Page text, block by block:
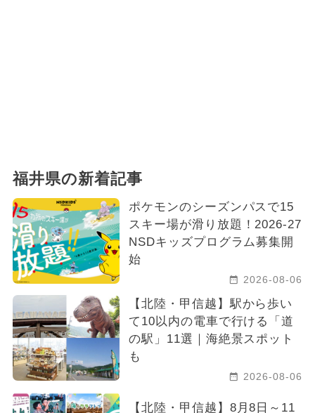
福井県の新着記事
ポケモンのシーズンパスで15
スキー場が滑り放題！2026-27
NSDキッズプログラム募集開
始
2026-08-06
【北陸・甲信越】駅から歩い
て10以内の電車で行ける「道
の駅」11選｜海絶景スポット
も
2026-08-06
【北陸・甲信越】8月8日～11